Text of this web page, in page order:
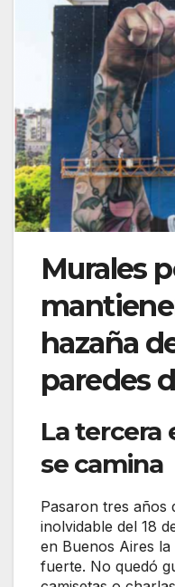
Murales
hazaña
paredes
La tercera
se camina
Pasaron tres años
inolvidable del 18
en Buenos Aires
fuerte. No quedó